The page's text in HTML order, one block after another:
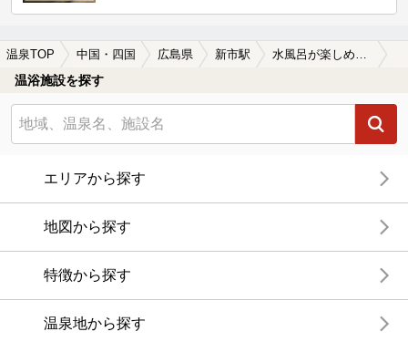
温泉TOP 中国・四国 広島県 新市駅 水風呂が楽しめる新市駅近くの温泉、日帰り温泉、スーパー銭湯おすすめ
温浴施設を探す
エリアから探す
地図から探す
特徴から探す
温泉地から探す